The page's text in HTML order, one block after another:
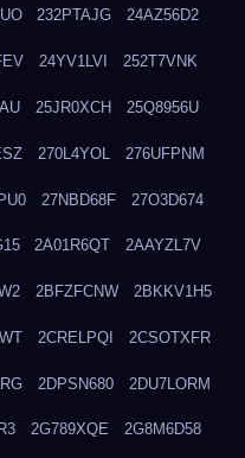
232PTAJG 24AZ56D2
24YV1LVI 252T7VNK
25JR0XCH 25Q8956U
270L4YOL 276UFPNM
27NBD68F 27O3D674
2A01R6QT 2AAYZL7V
2BFZFCNW 2BKKV1H5
2CRELPQI 2CSOTXFR
2DPSN680 2DU7LORM
2G789XQE 2G8M6D58